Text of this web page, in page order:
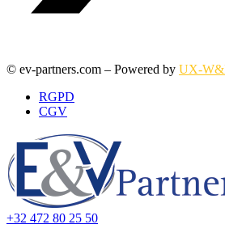
© ev-partners.com – Powered by UX-
RGPD
CGV
+32 472 80 25 50